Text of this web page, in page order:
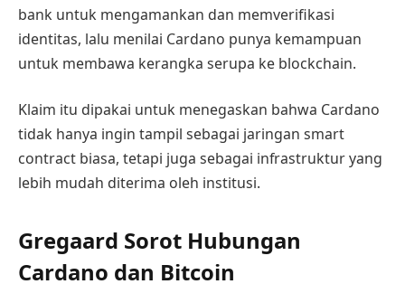
bank untuk mengamankan dan memverifikasi
identitas, lalu menilai Cardano punya kemampuan
untuk membawa kerangka serupa ke blockchain.
Klaim itu dipakai untuk menegaskan bahwa Cardano
tidak hanya ingin tampil sebagai jaringan smart
contract biasa, tetapi juga sebagai infrastruktur yang
lebih mudah diterima oleh institusi.
Gregaard Sorot Hubungan
Cardano dan Bitcoin